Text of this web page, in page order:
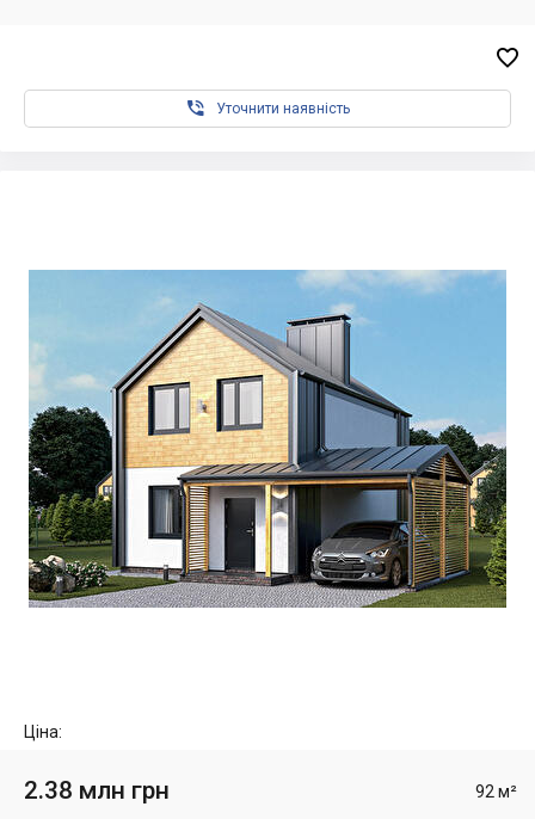

 Уточнити наявність
Ціна:
2.38 млн грн 92 м²